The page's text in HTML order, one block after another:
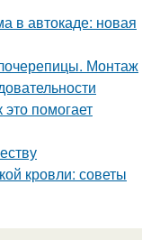
в автокаде: новая
Монтаж
помогает
кровли: советы